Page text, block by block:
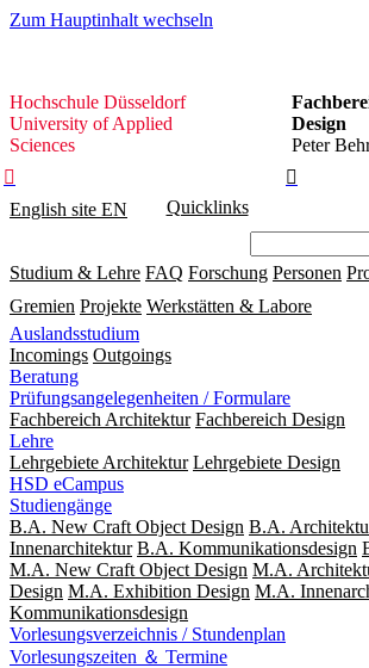
Zum Hauptinhalt wechseln
Hochschule
Düsseldorf
Hochschule Düsseldorf
University of Applied
Sciences
Design
Peter


English site EN Quicklinks
Studium & Lehre FAQ Forschung Personen
Gremien Projekte Werkstätten & Labore
Auslandsstudium
Incomings Outgoings
Beratung
Prüfungsangelegenheiten / Formulare
Fachbereich Architektur Fachbereich Design
Lehre
Lehrgebiete Architektur Lehrgebiete Design
HSD eCampus
Studiengänge
B.A. New Craft Object Design B.A.
Innenarchitektur B.A. Kommunikationsdesign
M.A. New Craft Object Design M.A.
Design M.A. Exhibition Design M.A.
Kommunikationsdesign
Vorlesungsverzeichnis / Stundenplan
Vorlesungszeiten ＆ Termine